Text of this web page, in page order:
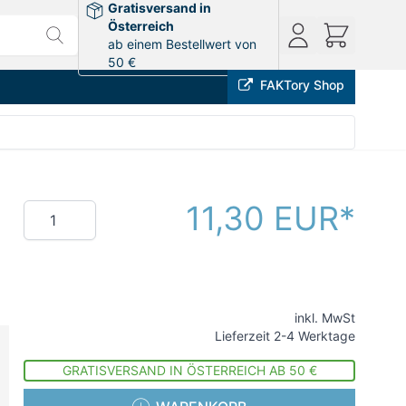
Gratisversand in
Österreich
ab einem Bestellwert von
50 €
FAKTory Shop
Menge 11,30 EUR
inkl. MwSt
Lieferzeit 2-4 Werktage
GRATISVERSAND IN ÖSTERREICH AB 50 €